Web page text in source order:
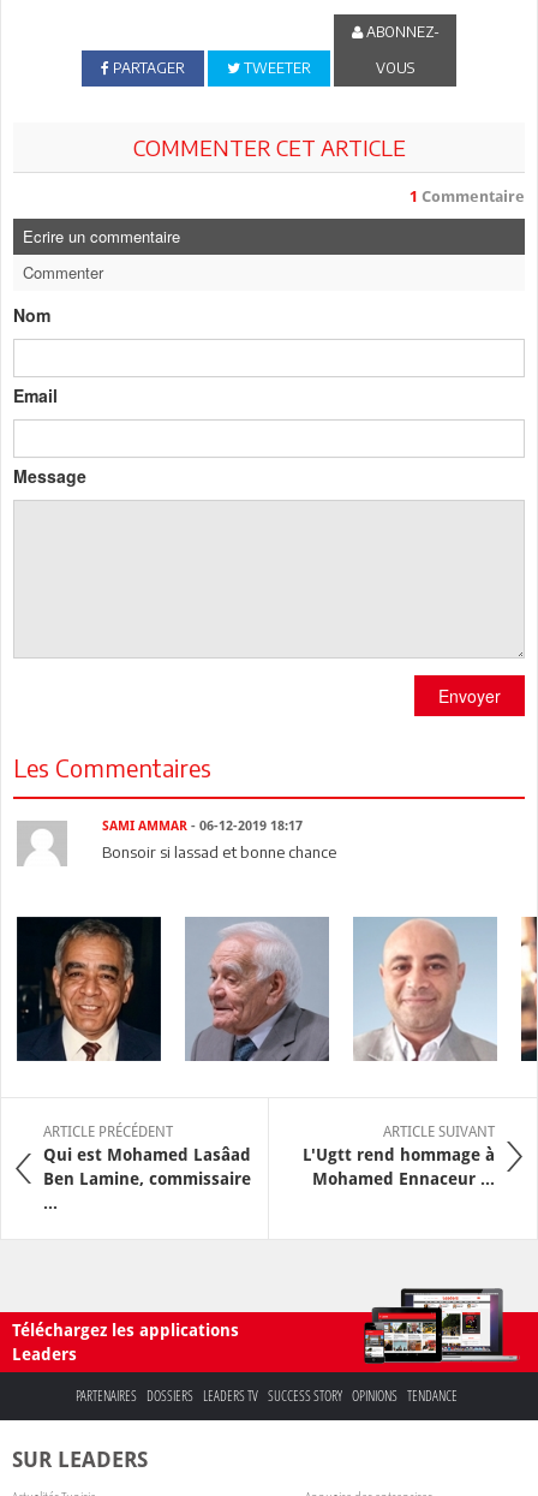
PARTAGER TWEETER
ABONNEZ-
VOUS
COMMENTER CET ARTICLE
1 Commentaire
Ecrire un commentaire
Commenter
Nom
Email
Message
Envoyer
Les Commentaires
SAMI AMMAR - 06-12-2019 18:17
Bonsoir si lassad et bonne chance
ARTICLE PRÉCÉDENT
Qui est Mohamed Lasâad
Ben Lamine, commissaire
...
ARTICLE SUIVANT
L'Ugtt rend hommage à
Mohamed Ennaceur ...
Téléchargez les applications
Leaders
PARTENAIRES DOSSIERS LEADERS TV SUCCESS STORY OPINIONS TENDANCE
SUR LEADERS